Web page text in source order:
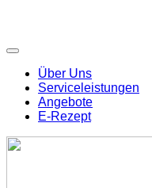
Über Uns
Serviceleistungen
Angebote
E-Rezept